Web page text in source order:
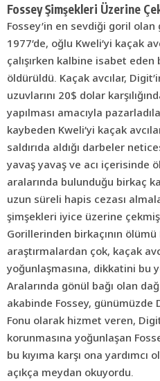
Fossey Şimşekleri Üzerine
Fossey’in en sevdiği goril olan
1977’de, oğlu Kweli’yi kaçak
çalışırken kalbine isabet
öldürüldü. Kaçak avcılar,
uzuvlarını 20$ dolar
yapılması amacıyla
kaybeden Kweli’yi kaçak
saldırıda aldığı darbeler
yavaş yavaş ve acı içerisinde
aralarında bulunduğu birkaç
uzun süreli hapis cezası
şimşekleri iyice üzerine
Gorillerinden birkaçının ölümü
araştırmalardan çok, kaçak
yoğunlaşmasına, dikkatini bu
Aralarında gönül bağı olan
akabinde Fossey, günümüzde
Fonu olarak hizmet veren,
korunmasına yoğunlaşan
bu kıyıma karşı ona
açıkça meydan okuyordu.